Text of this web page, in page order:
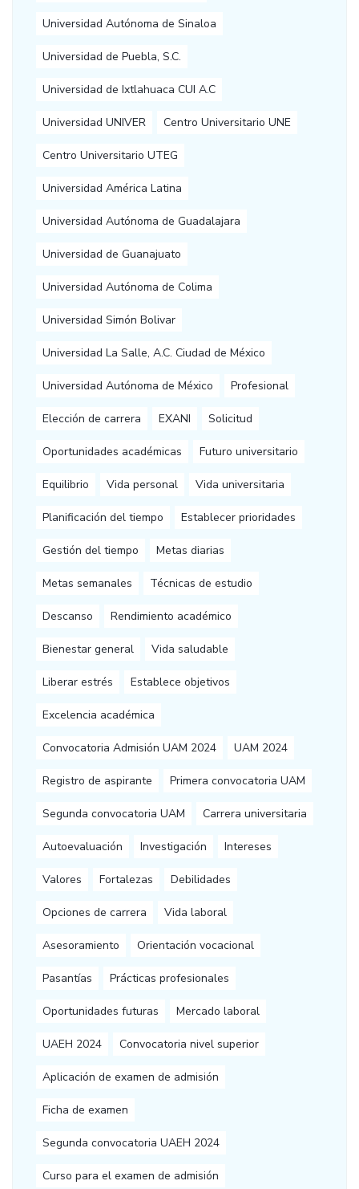
Universidad Autónoma de Sinaloa
Universidad de Puebla, S.C.
Universidad de Ixtlahuaca CUI A.C
Universidad UNIVER Centro Universitario UNE
Centro Universitario UTEG
Universidad América Latina
Universidad Autónoma de Guadalajara
Universidad de Guanajuato
Universidad Autónoma de Colima
Universidad Simón Bolivar
Universidad La Salle, A.C. Ciudad de México
Universidad Autónoma de México Profesional
Elección de carrera EXANI Solicitud
Oportunidades académicas Futuro universitario
Equilibrio Vida personal Vida universitaria
Planificación del tiempo Establecer prioridades
Gestión del tiempo Metas diarias
Metas semanales Técnicas de estudio
Descanso Rendimiento académico
Bienestar general Vida saludable
Liberar estrés Establece objetivos
Excelencia académica
Convocatoria Admisión UAM 2024 UAM 2024
Registro de aspirante Primera convocatoria UAM
Segunda convocatoria UAM Carrera universitaria
Autoevaluación Investigación Intereses
Valores Fortalezas Debilidades
Opciones de carrera Vida laboral
Asesoramiento Orientación vocacional
Pasantías Prácticas profesionales
Oportunidades futuras Mercado laboral
UAEH 2024 Convocatoria nivel superior
Aplicación de examen de admisión
Ficha de examen
Segunda convocatoria UAEH 2024
Curso para el examen de admisión